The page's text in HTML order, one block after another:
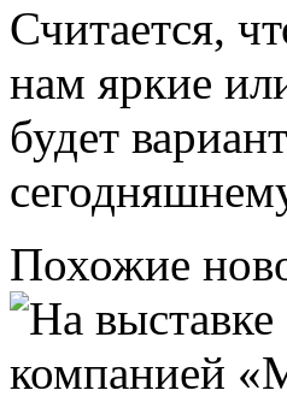
Считается,
нам яркие
будет
Похожие